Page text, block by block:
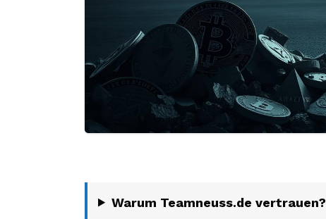
Warum Teamneuss.de vertrauen?